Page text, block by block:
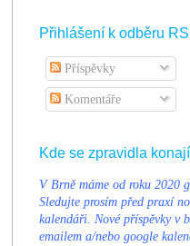
Přihlášení k odběru
Příspěvky
Komentáře
Kde se zpravidla
V Brně máme od roku 2020
Sledujte prosím před praxí
kalendáři. Nové příspěvky v
emailem a/nebo google